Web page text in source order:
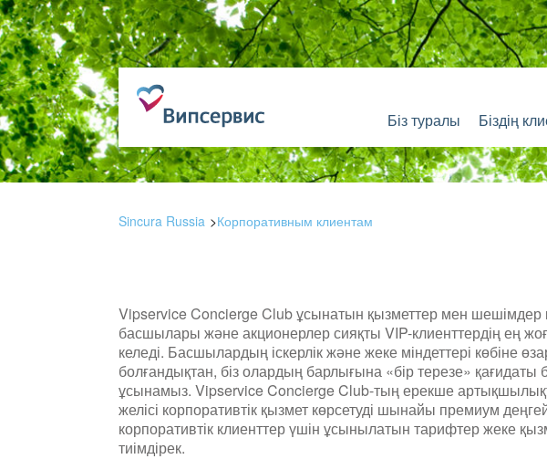
Біз туралы Біздің
Sincura Russia Корпоративным клиентам
Vipservice Concierge Club ұсынатын қызметтер мен шешімдер
басшылары және акционерлер сияқты VIP-клиенттердің ең
келеді. Басшылардың іскерлік және жеке міндеттері көбіне
болғандықтан, біз олардың барлығына «бір терезе»
ұсынамыз. Vipservice Concierge Club-тың ерекше
желісі корпоративтік қызмет көрсетуді шынайы премиум
корпоративтік клиенттер үшін ұсынылатын тарифтер жеке
тиімдірек.